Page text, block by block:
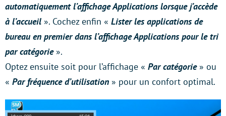
automatiquement l’affichage Applications lorsque j’accède
à l’accueil ». Cochez enfin « Lister les applications de
bureau en premier dans l’affichage Applications pour le tri
par catégorie».
Optez ensuite soit pour l’affichage « Par catégorie» ou
« Par fréquence d’utilisation » pour un confort optimal.